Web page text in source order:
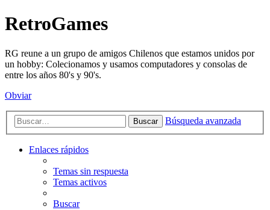
RetroGames
RG reune a un grupo de amigos Chilenos que estamos unidos por
un hobby: Colecionamos y usamos computadores y consolas de
entre los años 80's y 90's.
Obviar
Buscar Búsqueda avanzada
Enlaces rápidos
Temas sin respuesta
Temas activos
Buscar